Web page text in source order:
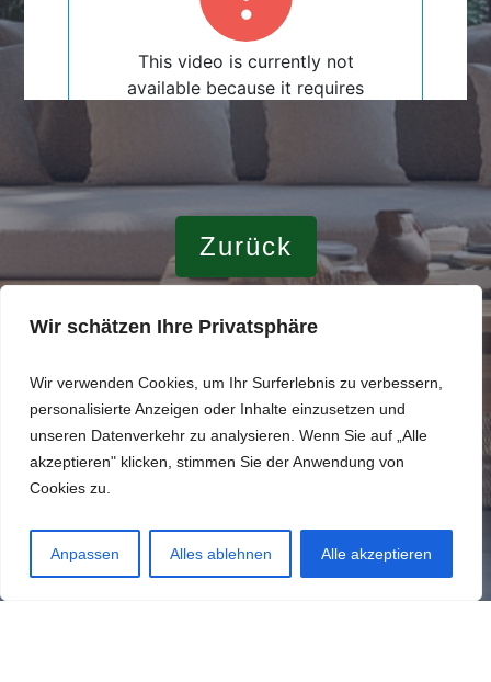
Wir schätzen Ihre Privatsphäre
Wir verwenden Cookies, um Ihr Surferlebnis zu verbessern,
personalisierte Anzeigen oder Inhalte einzusetzen und
unseren Datenverkehr zu analysieren. Wenn Sie auf „Alle
akzeptieren" klicken, stimmen Sie der Anwendung von
Cookies zu.
Anpassen Alles ablehnen Alle akzeptieren
Zurück